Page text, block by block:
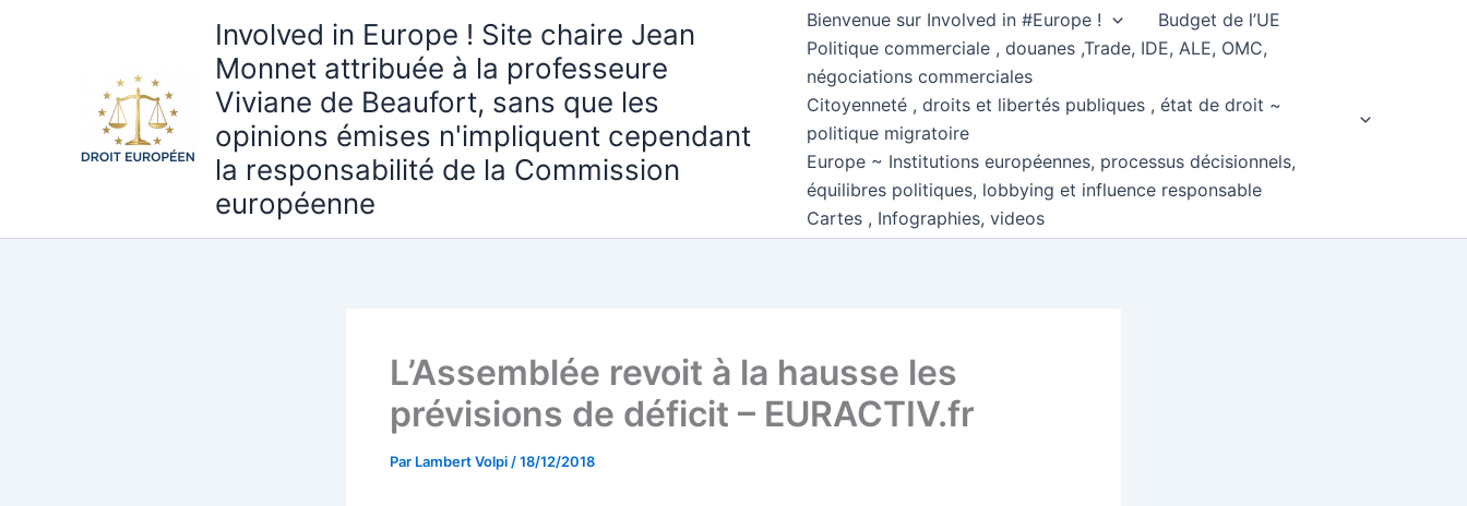
Involved in Europe ! Site chaire Jean
Monnet attribuée à la professeure
Viviane de Beaufort, sans que les
opinions émises n'impliquent cependant
la responsabilité de la Commission
européenne
Bienvenue sur Involved in #Europe !
Budget de l’UE
Politique commerciale , douanes ,Trade, IDE, ALE, OMC,
négociations commerciales
Citoyenneté , droits et libertés publiques , état de droit ~
politique migratoire
Europe ~ Institutions européennes, processus décisionnels,
équilibres politiques, lobbying et influence responsable
Cartes , Infographies, videos
L’Assemblée revoit à la hausse les
prévisions de déficit – EURACTIV.fr
Par Lambert Volpi /18/12/2018